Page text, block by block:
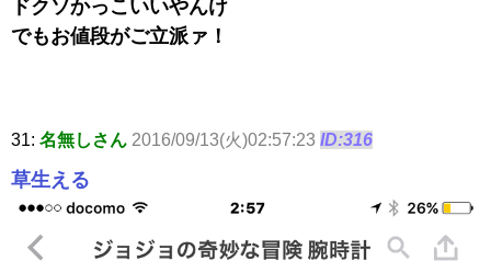
ドクソかっこいいやんけ
でもお値段がご立派ァ！
31: 名無しさん 2016/09/13(火)02:57:23 ID:316
草生える